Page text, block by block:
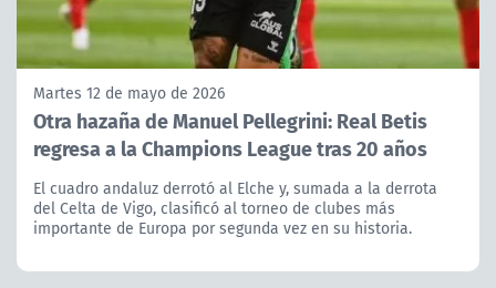
Martes 12 de mayo de 2026
Otra hazaña de Manuel Pellegrini: Real Betis
regresa a la Champions League tras 20 años
El cuadro andaluz derrotó al Elche y, sumada a la derrota
del Celta de Vigo, clasificó al torneo de clubes más
importante de Europa por segunda vez en su historia.